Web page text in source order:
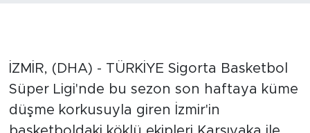
İZMİR, (DHA) - TÜRKİYE Sigorta Basketbol
Süper Ligi'nde bu sezon son haftaya küme
düşme korkusuyla giren İzmir'in